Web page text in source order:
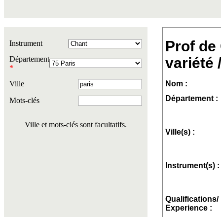
Instrument
Département
*
Ville
Mots-clés
Ville et mots-clés sont facultatifs.
Prof de
variété
Nom :
Département :
Ville(s) :
Instrument(s) :
Qualifications/
Experience :